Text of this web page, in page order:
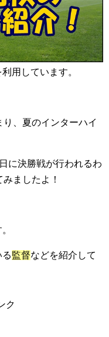
用しています。
、夏のインターハイ
に決勝戦が行われるわ
ましたよ！
監督などを紹介して
ク